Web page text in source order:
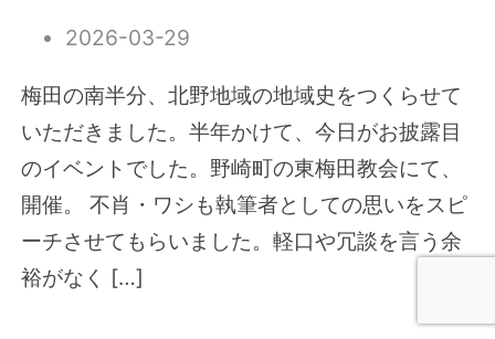
2026-03-29
梅田の南半分、北野地域の地域史をつくらせて
いただきました。半年かけて、今日がお披露目
のイベントでした。野崎町の東梅田教会にて、
開催。 不肖・ワシも執筆者としての思いをスピ
ーチさせてもらいました。軽口や冗談を言う余
裕がなく […]